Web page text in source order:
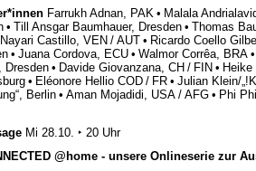
Farrukh Adnan, PAK • Malala
• Till Ansgar Baumhauer, Dresden • Thomas
Nayari Castillo, VEN / AUT • Ricardo Coello
• Juana Cordova, ECU • Walmor Corrêa, BRA
Dresden • Davide Giovanzana, CH / FIN •
• Eléonore Hellio COD / FR • Julian Klein/
Berlin • Aman Mojadidi, USA / AFG • Phi
Mi 28.10. ‣ 20 Uhr
@home - unsere Onlineserie zur